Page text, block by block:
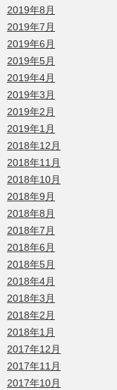
2019年8月
2019年7月
2019年6月
2019年5月
2019年4月
2019年3月
2019年2月
2019年1月
2018年12月
2018年11月
2018年10月
2018年9月
2018年8月
2018年7月
2018年6月
2018年5月
2018年4月
2018年3月
2018年2月
2018年1月
2017年12月
2017年11月
2017年10月